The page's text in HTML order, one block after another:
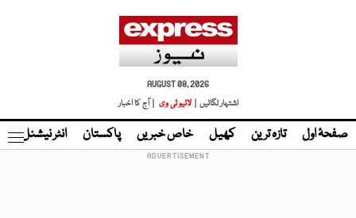
AUGUST 08, 2026
اشتہار لگائیں |
لائیو ٹی وی | آج کا اخبار
صفحۂ اول تازہ ترین کھیل خاص خبریں پاکستان انٹر نیشنل